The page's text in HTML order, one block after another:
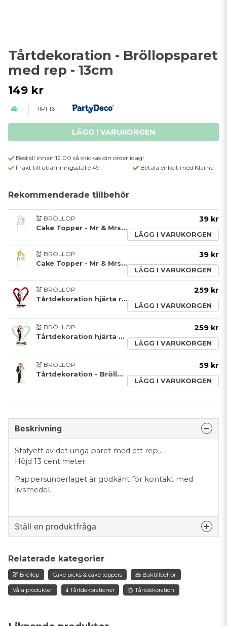
Tårtdekoration - Bröllopsparet
med rep - 13cm
149 kr
11PF16
LÄGG I VARUKORGEN
Beställ innan 12.00 så skickas din order idag!
Frakt till utlämningsställe 49 :-
Betala enkelt med Klarna
Rekommenderade tillbehör
💒 BRÖLLOP
Cake Topper - Mr & Mrs - Silver
39 kr
LÄGG I VARUKORGEN
💒 BRÖLLOP
Cake Topper - Mr & Mrs - Guldmetallic
39 kr
LÄGG I VARUKORGEN
💒 BRÖLLOP
Tårtdekoration hjärta röd
259 kr
LÄGG I VARUKORGEN
💒 BRÖLLOP
Tårtdekoration hjärta vit
259 kr
LÄGG I VARUKORGEN
💒 BRÖLLOP
Tårtdekoration - Bröllop - Vit
59 kr
LÄGG I VARUKORGEN
Beskrivning
Statyett av det unga paret med ett rep,.
Höjd 13 centimeter.
Pappersunderlaget är godkänt för kontakt med
livsmedel.
Ställ en produktfråga
Fråga oss något om denna produkten...
Relaterade kategorier
💒 Bröllop Cake picks & cake toppers 🍰 Baktillbehör
Våra produkter 🕯️ Tårtdekorationer 🎂 Tårtdekoration